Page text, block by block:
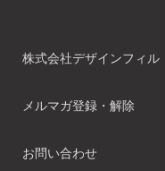
株式会社デザインフィル
メルマガ登録・解除
お問い合わせ